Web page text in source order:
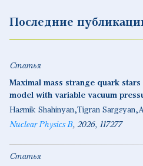
Последние
Статья
Maximal mass strange quark
model with variable vacuum
Hasmik Shahinyan Tigran Sargsyan
Nuclear Physics B 2026 117277
Статья